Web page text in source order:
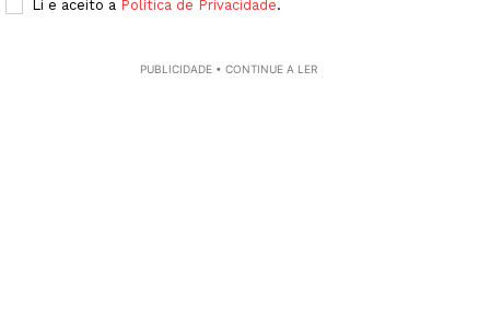
Institucional
Li e aceito a Política de Privacidade.
PUBLICIDADE • CONTINUE A LER